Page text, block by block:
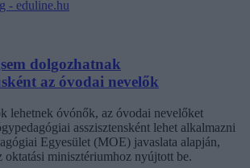
- eduline.hu
dolgozhatnak
az óvodai nevelők
lehetnek óvónők, az óvodai nevelőket
asszisztensként lehet alkalmazni
Egyesület (MOE) javaslata alapján,
oktatási minisztériumhoz nyújtott be.